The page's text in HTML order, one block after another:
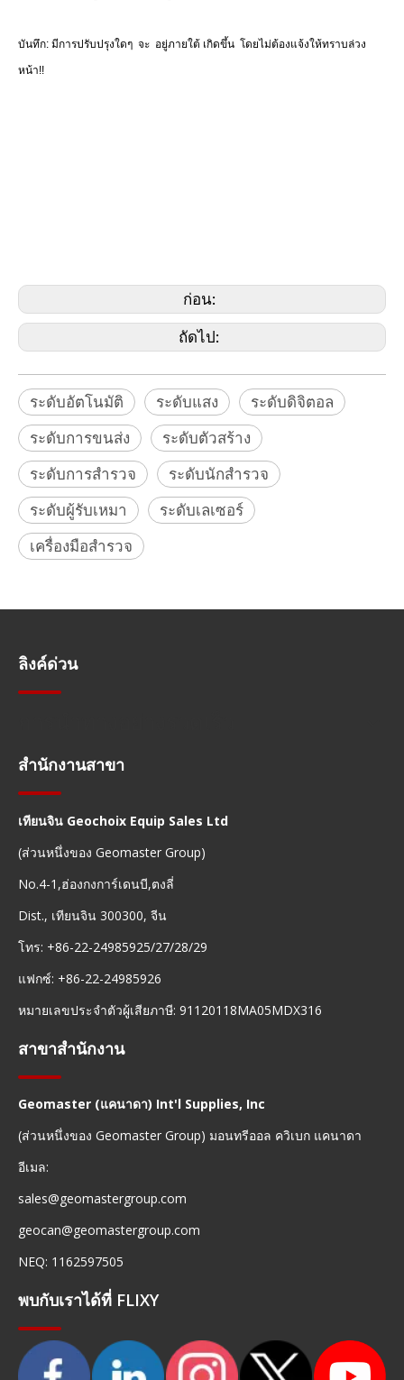
บันทึก: มีการปรับปรุงใดๆ จะ อยู่ภายใต้ เกิดขึ้น โดยไม่ต้องแจ้งให้ทราบล่วง
หน้า!!
ก่อน:
ถัดไป:
ระดับอัตโนมัติ ระดับแสง
ระดับดิจิตอล
ระดับการขนส่ง
ระดับตัวสร้าง
ระดับการสำรวจ
ระดับนักสำรวจ
ระดับผู้รับเหมา
ระดับเลเซอร์
เครื่องมือสำรวจ
ลิงค์ด่วน
สำนักงานสาขา
เทียนจิน Geochoix Equip Sales Ltd
(ส่วนหนึ่งของ Geomaster Group)
No.4-1,ฮ่องกงการ์เดนบี,ตงลี่
Dist., เทียนจิน 300300, จีน
โทร: +86-22-24985925/27/28/29
แฟกซ์: +86-22-24985926
หมายเลขประจำตัวผู้เสียภาษี: 91120118MA05MDX316
สาขาสำนักงาน
Geomaster (แคนาดา) Int'l Supplies, Inc
(ส่วนหนึ่งของ Geomaster Group) มอนทรีออล ควิเบก แคนาดา
อีเมล:
sales@geomastergroup.com
geocan@geomastergroup.com
NEQ: 1162597505
พบกับเราได้ที่ FLIXY